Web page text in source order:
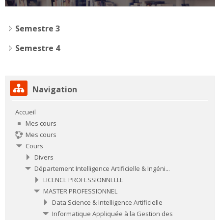
Rechercher
Semestre 3
Semestre 4
Passer Navigation
Navigation
Accueil
Mes cours
Mes cours
Cours
Divers
Département Intelligence Artificielle & Ingéni...
LICENCE PROFESSIONNELLE
MASTER PROFESSIONNEL
Data Science & Intelligence Artificielle
Informatique Appliquée à la Gestion des